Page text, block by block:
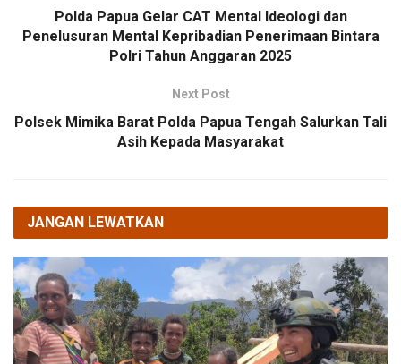
Polda Papua Gelar CAT Mental Ideologi dan
Penelusuran Mental Kepribadian Penerimaan Bintara
Polri Tahun Anggaran 2025
Next Post
Polsek Mimika Barat Polda Papua Tengah Salurkan Tali
Asih Kepada Masyarakat
JANGAN LEWATKAN